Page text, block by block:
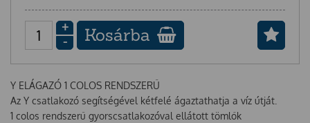
+
-
Kosárba
Y ELÁGAZÓ 1 COLOS RENDSZERŰ
Az Y csatlakozó segítségével kétfelé ágaztathatja a víz útját.
1 colos rendszerű gyorscsatlakozóval ellátott tömlők